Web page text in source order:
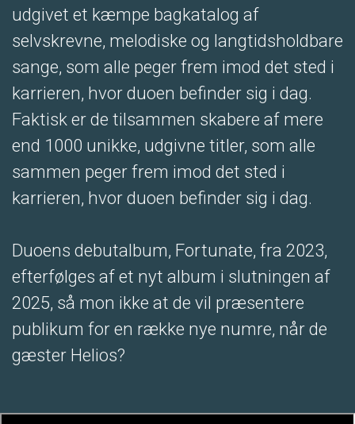
udgivet et kæmpe bagkatalog af
selvskrevne, melodiske og langtidsholdbare
sange, som alle peger frem imod det sted i
karrieren, hvor duoen befinder sig i dag.
Faktisk er de tilsammen skabere af mere
end 1000 unikke, udgivne titler, som alle
sammen peger frem imod det sted i
karrieren, hvor duoen befinder sig i dag.
Duoens debutalbum, Fortunate, fra 2023,
efterfølges af et nyt album i slutningen af
2025, så mon ikke at de vil præsentere
publikum for en række nye numre, når de
gæster Helios?